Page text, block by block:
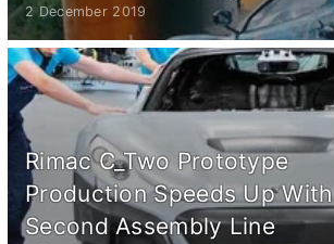
2 December 2019
Rimac C_Two Prototype
Production Speeds Up With
Second Assembly Line